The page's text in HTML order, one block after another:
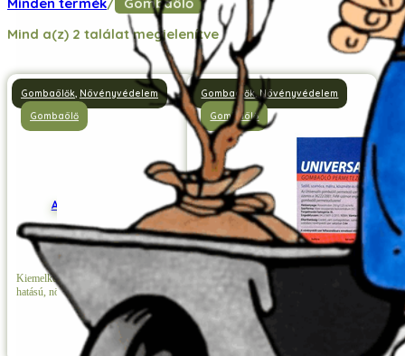
Mind a(z) 2 találat megjelenítve
Amistar Gombaölő
Kiemelkedő zöldítő, kondicionáló
hatású, növeli a termésbiztonságot.
Részletek
Gombaölők, Növényvédelem
Gombaölő
Universalis Gombaölő
A szőlő és a bogyós gyümölcsök
szisztemikus szere, amely valamennyi
gombabetegség ellen hatékony.
Részletek
Gombaölők,Növényvédelem
Gombaölő